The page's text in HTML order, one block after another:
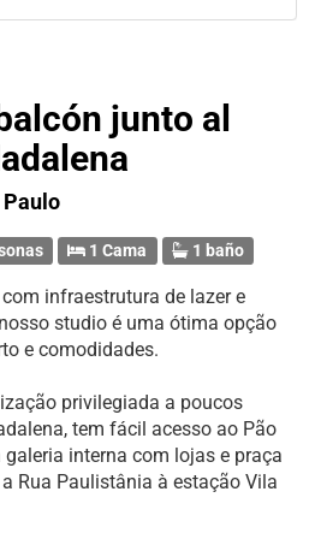
junto al
1 Cama 1 baño
infraestrutura de lazer e
studio é uma ótima opção
e comodidades.
privilegiada a poucos
tem fácil acesso ao Pão
interna com lojas e praça
Rua Paulistânia à estação Vila